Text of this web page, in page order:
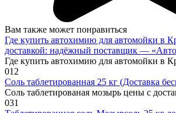
Вам также может понравиться
Где купить автохимию для автомойки в
доставкой: надёжный поставщик —
Где купить автохимию для автомойки в
012
Соль таблетированная 25 кг (Доставка
Соль таблетированая мозырь цены с
031